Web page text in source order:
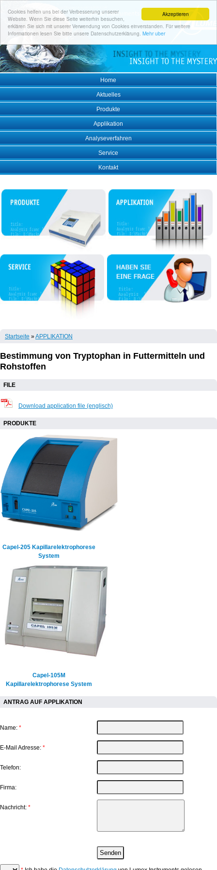
Akzeptieren
Cookies helfen uns bei der Verbesserung unserer
Website. Wenn Sie diese Seite weiterhin besuchen,
erklären Sie sich mit unserer Verwendung von Cookies einverstanden. Für weitere
Informationen lesen Sie bitte unsere Datenschutzerklärung. Mehr uber
Home
Aktuelles
Produkte
Applikation
Analyseverfahren
Service
Kontakt
Startseite »APPLIKATION
Bestimmung von Tryptophan in Futtermitteln und
Rohstoffen
FILE
Download application file (englisсh)
PRODUKTE
Capel-205 Kapillarelektrophorese
System
Capel-105M
Kapillarelektrophorese System
ANTRAG AUF APPLIKATION
Name: *
E-Mail Adresse: *
Telefon:
Firma:
Nachricht: *